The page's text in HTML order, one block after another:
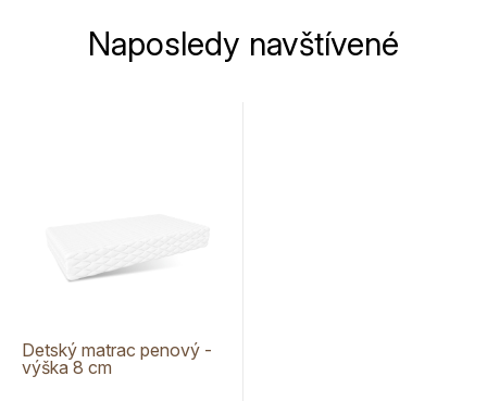
Naposledy navštívené
Detský matrac penový -
výška 8 cm